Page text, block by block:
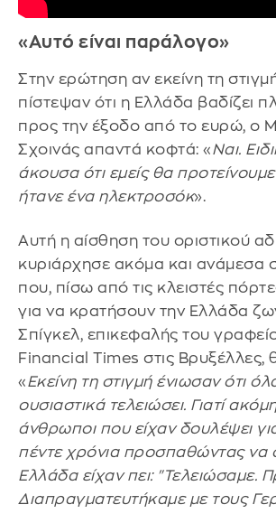
«Αυτό είναι παράλογο»
Στην ερώτηση αν εκείνη τη
πίστεψαν ότι η Ελλάδα βαδίζει
προς την έξοδο από το ευρώ, ο
Σχοινάς απαντά κοφτά: «Ναι.
άκουσα ότι εμείς θα
ήτανε ένα ηλεκτροσόκ».
Αυτή η αίσθηση του οριστικού
κυριάρχησε ακόμα και ανάμεσα
που, πίσω από τις κλειστές
για να κρατήσουν την Ελλάδα
Σπίγκελ, επικεφαλής του
Financial Times στις Βρυξέλλες,
«Εκείνη τη στιγμή ένιωσαν ότι
ουσιαστικά τελειώσει. Γιατί
άνθρωποι που είχαν δουλέψει
πέντε χρόνια προσπαθώντας να
Ελλάδα είχαν πει: "Τελειώσαμε.
Διαπραγματευτήκαμε με τους